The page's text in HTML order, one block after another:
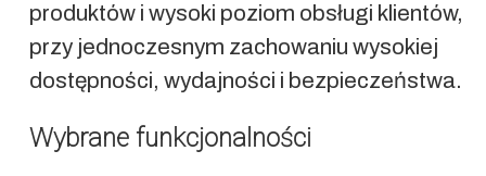
produktów i wysoki poziom obsługi klientów,
przy jednoczesnym zachowaniu wysokiej
dostępności, wydajności i bezpieczeństwa.
Wybrane funkcjonalności